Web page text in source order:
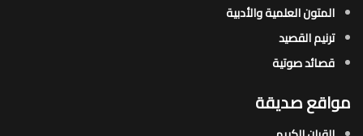
المتون العلمية والأدبية
ترنيم القصيد
قصائد صوتية
مواقع صديقة